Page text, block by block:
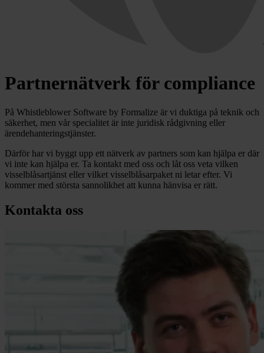
Partnernätverk för compliance
På Whistleblower Software by Formalize är vi duktiga på teknik och
säkerhet, men vår specialitet är inte juridisk rådgivning eller
ärendehanteringstjänster.
Därför har vi byggt upp ett nätverk av partners som kan hjälpa er där
vi inte kan hjälpa er. Ta kontakt med oss och låt oss veta vilken
visselblåsartjänst eller vilket visselblåsarpaket ni letar efter. Vi
kommer med största sannolikhet att kunna hänvisa er rätt.
Kontakta oss